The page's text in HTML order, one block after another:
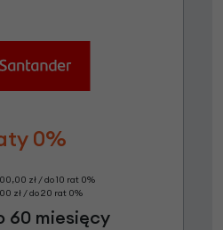
0%
zł / do 10 rat 0%
zł / do 20 rat 0%
60 miesięcy